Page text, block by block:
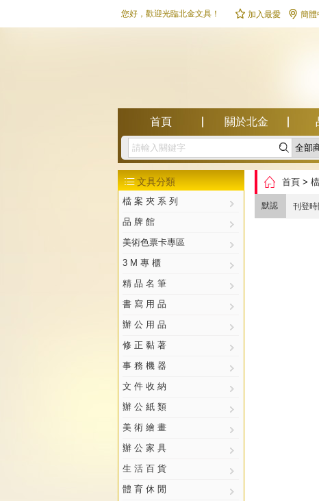
您好，歡迎光臨北金文具！  加入最愛  簡體
首頁 關於北金
幫助中心 
文具分類
檔 案 夾 系 列
品 牌 館
美術色票卡專區
3 M 專 櫃
精 品 名 筆
書 寫 用 品
辦 公 用 品
修 正 黏 著
事 務 機 器
文 件 收 納
辦 公 紙 類
美 術 繪 畫
辦 公 家 具
生 活 百 貨
體 育 休 閒
 首頁 >
默認 刊登時